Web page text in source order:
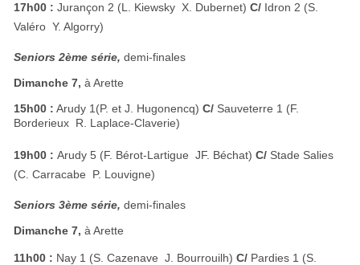
17h00 : Jurançon 2 (L. Kiewsky  X. Dubernet)C/ Idron 2 (S.
Valéro  Y. Algorry)
Seniors 2ème série, demi-finales
Dimanche 7, à Arette
15h00 : Arudy 1(P. et J. Hugonencq)C/ Sauveterre 1 (F.
Borderieux  R. Laplace-Claverie)
19h00 :Arudy 5 (F. Bérot-Lartigue  JF. Béchat) C/ Stade Salies
(C. Carracabe  P. Louvigne)
Seniors 3ème série, demi-finales
Dimanche 7, à Arette
11h00 : Nay 1 (S. Cazenave  J. Bourrouilh)C/ Pardies 1 (S.